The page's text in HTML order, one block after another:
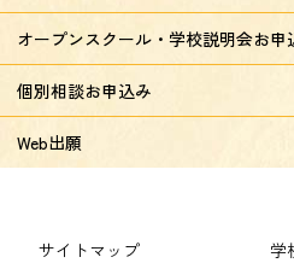
オープンスクール・学校説明会お申
個別相談お申込み
Web出願
サイトマップ 学